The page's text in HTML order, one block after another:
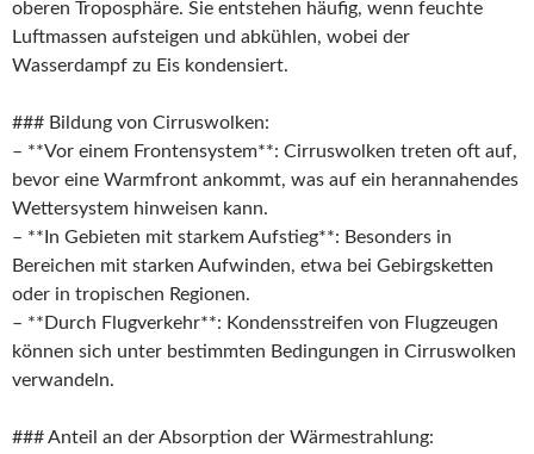
oberen Troposphäre. Sie entstehen häufig, wenn feuchte
Luftmassen aufsteigen und abkühlen, wobei der
Wasserdampf zu Eis kondensiert.
### Bildung von Cirruswolken:
– **Vor einem Frontensystem**: Cirruswolken treten oft auf,
bevor eine Warmfront ankommt, was auf ein herannahendes
Wettersystem hinweisen kann.
– **In Gebieten mit starkem Aufstieg**: Besonders in
Bereichen mit starken Aufwinden, etwa bei Gebirgsketten
oder in tropischen Regionen.
– **Durch Flugverkehr**: Kondensstreifen von Flugzeugen
können sich unter bestimmten Bedingungen in Cirruswolken
verwandeln.
### Anteil an der Absorption der Wärmestrahlung: